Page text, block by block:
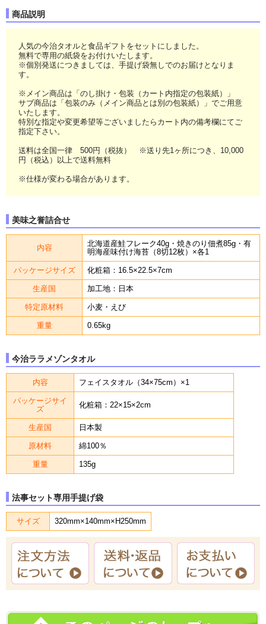
商品説明
人気の今治タオルと食品ギフトをセットにしました。
無料で専用の紙袋をお付けいたします。
※個別発送につきましては、手提げ袋無しでのお届けとなりま
す。
※メイン商品は「のし掛け・包装（カート内指定の包装紙）」
サブ商品は「包装のみ（メイン商品とは別の包装紙）」でご用意
いたします。
特別な指定や変更希望等ございましたらカート内の備考欄にてご
指定下さい。
送料は全国一律 500円（税抜） ※送り先1ヶ所につき、10,000
円（税込）以上で送料無料
※仕様が変わる場合があります。
美味之誉詰合せ
内容
北海道産鮭フレーク40g・焼きのり佃煮85g・有
明海産味付け海苔（8切12枚）×各1
パッケージサイズ 化粧箱：16.5×22.5×7cm
生産国 加工地：日本
特定原材料 小麦・えび
重量 0.65kg
今治ララメゾンタオル
内容 フェイスタオル（34×75cm）×1
パッケージサイ
ズ
化粧箱：22×15×2cm
生産国 日本製
原材料 綿100％
重量 135g
法事セット専用手提げ袋
サイズ 320mm×140mm×H250mm